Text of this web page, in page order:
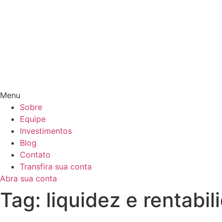
Menu
Sobre
Equipe
Investimentos
Blog
Contato
Transfira sua conta
Abra sua conta
Tag: liquidez e